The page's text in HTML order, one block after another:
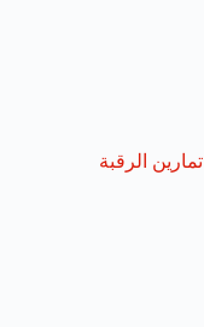
تمارين الرقبة